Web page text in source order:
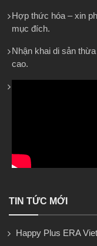
Hợp thức hóa – xin
mục đích.
Nhận khai di sản
cao.
TIN TỨC MỚI
Happy Plus ERA